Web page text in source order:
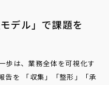
デル」で課題を
歩は、業務全体を可視化す
告を 「収集」「整形」「承